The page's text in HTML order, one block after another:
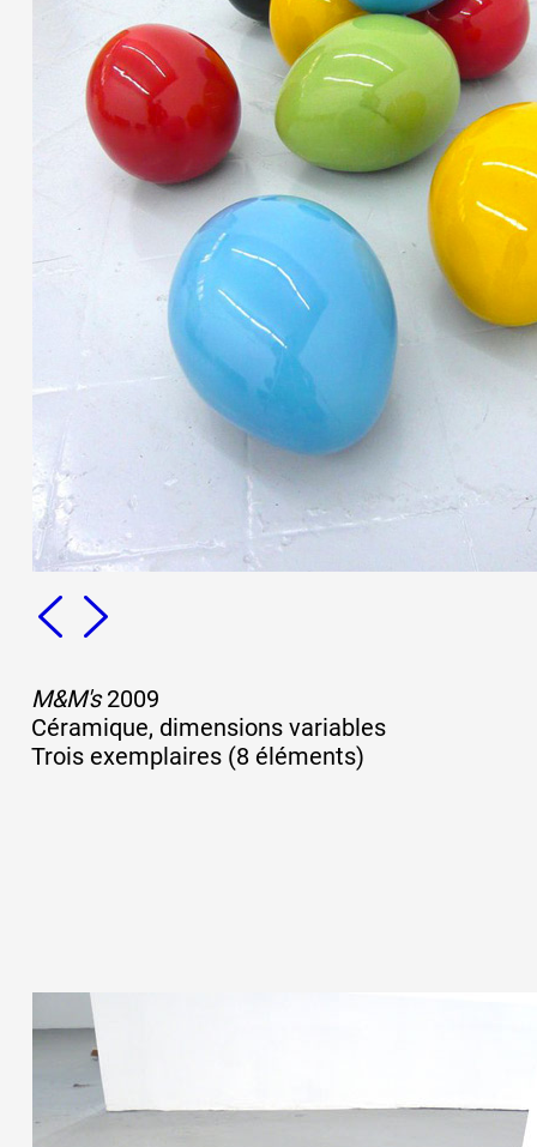
Actions
Documentation
Visites d'ateliers
Production vidéo
Formation
Événements
Réseau
M&M's2009
Céramique, dimensions variables
Trois exemplaires (8 éléments)